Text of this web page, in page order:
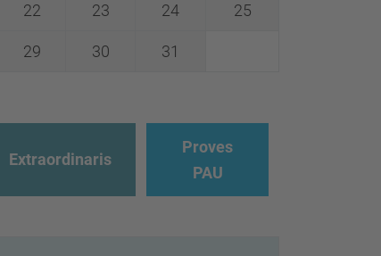
22 23 24 25
29 30 31
Extraordinaris
Proves
PAU